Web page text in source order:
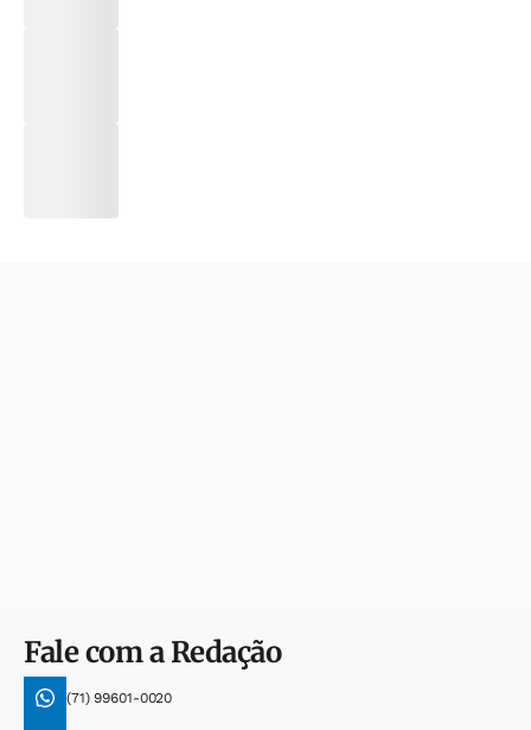
Fale com a Redação
(71) 99601-0020